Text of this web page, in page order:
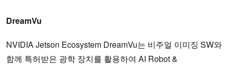
DreamVu
NVIDIA Jetson Ecosystem DreamVu는 비주얼 이미징 SW와
함께 특허받은 광학 장치를 활용하여 AI Robot &